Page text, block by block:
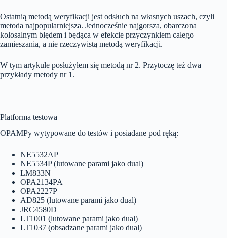
Ostatnią metodą weryfikacji jest odsłuch na własnych uszach, czyli
metoda najpopularniejsza. Jednocześnie najgorsza, obarczona
kolosalnym błędem i będąca w efekcie przyczynkiem całego
zamieszania, a nie rzeczywistą metodą weryfikacji.
W tym artykule posłużyłem się metodą nr 2. Przytoczę też dwa
przykłady metody nr 1.
Platforma testowa
OPAMPy wytypowane do testów i posiadane pod ręką:
NE5532AP
NE5534P (lutowane parami jako dual)
LM833N
OPA2134PA
OPA2227P
AD825 (lutowane parami jako dual)
JRC4580D
LT1001 (lutowane parami jako dual)
LT1037 (obsadzane parami jako dual)